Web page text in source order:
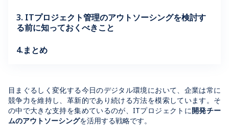
目まぐるしく変化する今日のデジタル環境において、企業は常に
競争力を維持し、革新的であり続ける方法を模索しています。そ
の中で大きな支持を集めているのが、ITプロジェクトに開発チー
ムのアウトソーシングを活用する戦略です。
3. ITプロジェクト管理のアウトソーシングを検討す
る前に知っておくべきこと
4.まとめ